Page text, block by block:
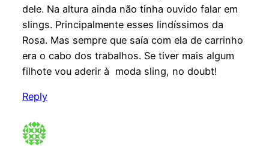
dele. Na altura ainda não tinha ouvido falar em
slings. Principalmente esses lindíssimos da
Rosa. Mas sempre que saía com ela de carrinho
era o cabo dos trabalhos. Se tiver mais algum
filhote vou aderir à moda sling, no doubt!
Reply